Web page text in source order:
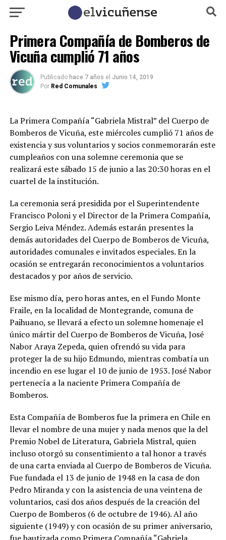
Primera Compañía de Bomberos de
Vicuña cumplió 71 años
Publicado hace 7 años el Junio 14, 2019
Por Red Comunales
La Primera Compañía “Gabriela Mistral” del Cuerpo de
Bomberos de Vicuña, este miércoles cumplió 71 años de
existencia y sus voluntarios y socios conmemorarán este
cumpleaños con una solemne ceremonia que se
realizará este sábado 15 de junio a las 20:30 horas en el
cuartel de la institución.
La ceremonia será presidida por el Superintendente
Francisco Poloni y el Director de la Primera Compañía,
Sergio Leiva Méndez. Además estarán presentes la
demás autoridades del Cuerpo de Bomberos de Vicuña,
autoridades comunales e invitados especiales. En la
ocasión se entregarán reconocimientos a voluntarios
destacados y por años de servicio.
Ese mismo día, pero horas antes, en el Fundo Monte
Fraile, en la localidad de Montegrande, comuna de
Paihuano, se llevará a efecto un solemne homenaje el
único mártir del Cuerpo de Bomberos de Vicuña, José
Nabor Araya Zepeda, quien ofrendó su vida para
proteger la de su hijo Edmundo, mientras combatía un
incendio en ese lugar el 10 de junio de 1953. José Nabor
pertenecía a la naciente Primera Compañía de
Bomberos.
Esta Compañía de Bomberos fue la primera en Chile en
llevar el nombre de una mujer y nada menos que la del
Premio Nobel de Literatura, Gabriela Mistral, quien
incluso otorgó su consentimiento a tal honor a través
de una carta enviada al Cuerpo de Bomberos de Vicuña.
Fue fundada el 13 de junio de 1948 en la casa de don
Pedro Miranda y con la asistencia de una veintena de
voluntarios, casi dos años después de la creación del
Cuerpo de Bomberos (6 de octubre de 1946). Al año
siguiente (1949) y con ocasión de su primer aniversario,